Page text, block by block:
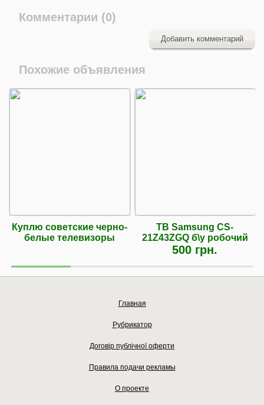
Комментарии (0)
Добавить комментарий
Похожие объявления
Куплю советские черно-
белые телевизоры
ТВ Samsung CS-
21Z43ZGQ б\у робочий
500 грн.
Главная
Рубрикатор
Договір публічної оферти
Правила подачи рекламы
О проекте